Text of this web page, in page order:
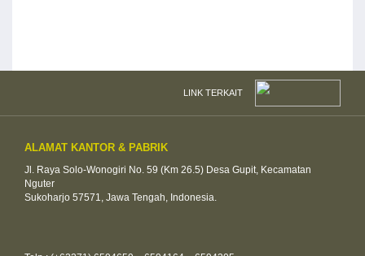
LINK TERKAIT
ALAMAT KANTOR & PABRIK
Jl. Raya Solo-Wonogiri No. 59 (Km 26.5) Desa Gupit, Kecamatan
Nguter
Sukoharjo 57571, Jawa Tengah, Indonesia.